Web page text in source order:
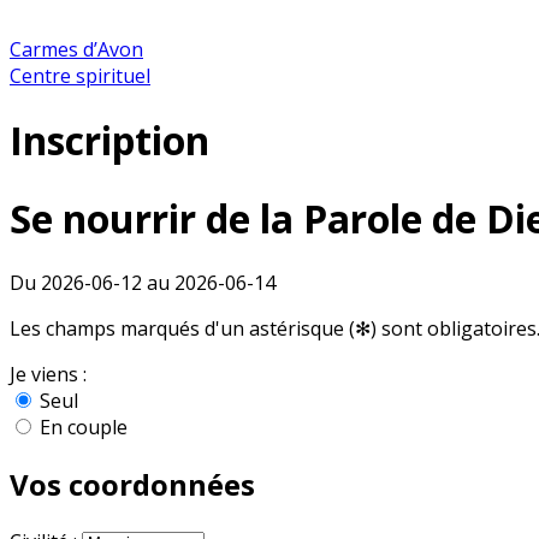
Carmes d’Avon
Centre spirituel
Inscription
Se nourrir de la Parole de
Du 2026-06-12 au 2026-06-14
Les champs marqués d'un astérisque (✻) sont obligatoires.
Je viens :
Seul
En couple
Vos coordonnées